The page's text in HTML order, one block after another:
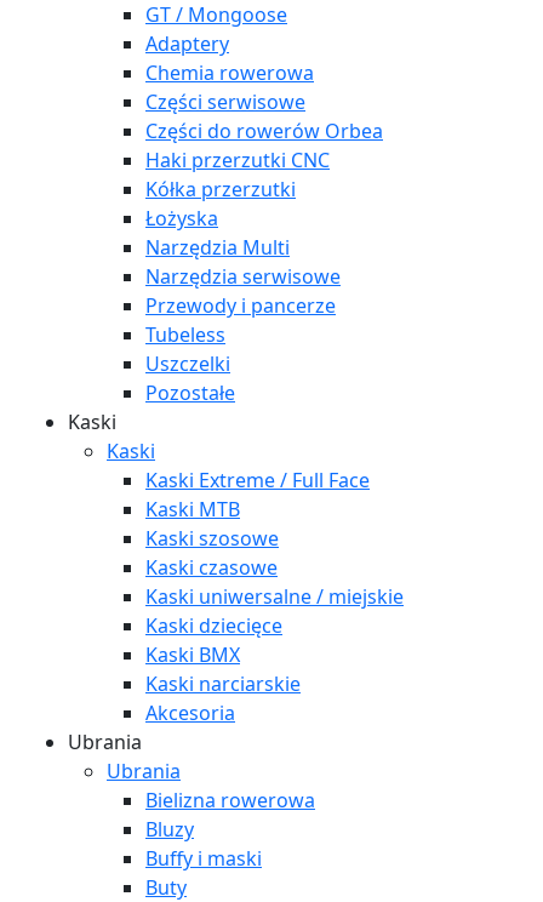
GT / Mongoose
Adaptery
Chemia rowerowa
Części serwisowe
Części do rowerów Orbea
Haki przerzutki CNC
Kółka przerzutki
Łożyska
Narzędzia Multi
Narzędzia serwisowe
Przewody i pancerze
Tubeless
Uszczelki
Pozostałe
Kaski
Kaski
Kaski Extreme / Full Face
Kaski MTB
Kaski szosowe
Kaski czasowe
Kaski uniwersalne / miejskie
Kaski dziecięce
Kaski BMX
Kaski narciarskie
Akcesoria
Ubrania
Ubrania
Bielizna rowerowa
Bluzy
Buffy i maski
Buty